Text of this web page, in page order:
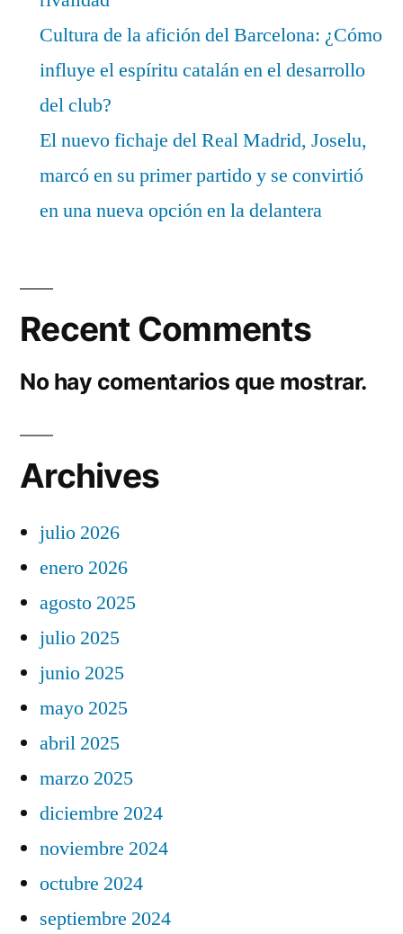
Cultura de la afición del Barcelona: ¿Cómo
influye el espíritu catalán en el desarrollo
del club?
El nuevo fichaje del Real Madrid, Joselu,
marcó en su primer partido y se convirtió
en una nueva opción en la delantera
Recent Comments
No hay comentarios que mostrar.
Archives
julio 2026
enero 2026
agosto 2025
julio 2025
junio 2025
mayo 2025
abril 2025
marzo 2025
diciembre 2024
noviembre 2024
octubre 2024
septiembre 2024